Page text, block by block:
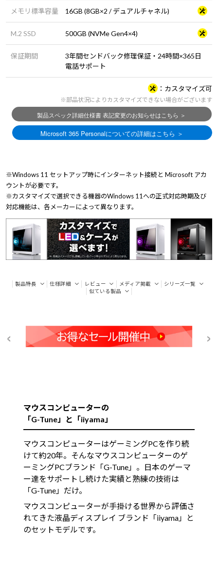
メモリ標準容量 16GB (8GB×2 / デュアルチャネル)
M.2 SSD 500GB (NVMe Gen4×4)
保証期間
3年間センドバック修理保証・24時間×365日
電話サポート
カスタマイズ可
※部品状況によりカスタマイズできない場合がございます
※Windows 11 セットアップ時にインターネット接続と Microsoft アカ
ウントが必要です。
※カスタマイズで選択できる機器のWindows 11への正式対応時期及び
対応機能は、各メーカーによって異なります。
製品特長 仕様詳細 レビュー メディア掲載
シリーズ一覧
似ている製品
マウスコンピューターの
「G-Tune」と「iiyama」
マウスコンピューターはゲーミングPCを作り続
けて約20年。そんなマウスコンピューターのゲ
ーミングPCブランド「G-Tune」。日本のゲーマ
ー達をサポートし続けた実績と熟練の技術は
「G-Tune」だけ。
マウスコンピューターが手掛ける世界から評価さ
れてきた液晶ディスプレイ ブランド「iiyama」と
のセットモデルです。